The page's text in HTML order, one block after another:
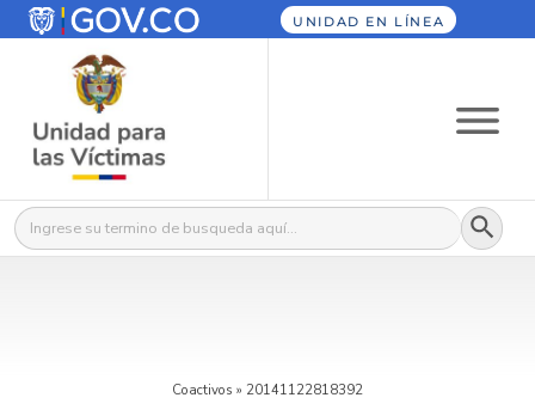
UNIDAD EN LÍNEA
Buscar: Botón
Coactivos » 20141122818392